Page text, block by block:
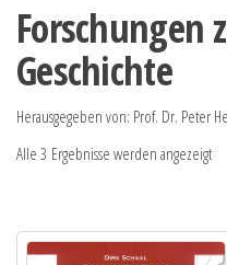
Forschungen
Geschichte
Herausgegeben von: Prof. Dr. Peter
Alle 3 Ergebnisse werden angezeigt